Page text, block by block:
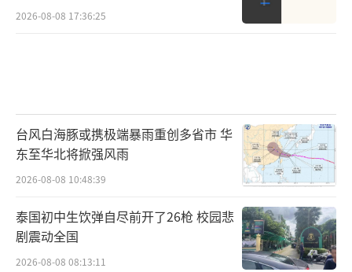
2026-08-08 17:36:25
台风白海豚或携极端暴雨重创多省市 华
东至华北将掀强风雨
2026-08-08 10:48:39
泰国初中生饮弹自尽前开了26枪 校园悲
剧震动全国
2026-08-08 08:13:11